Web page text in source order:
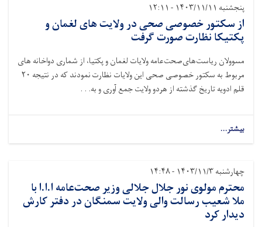
پنجشنبه ۱۴۰۳/۱۱/۱۱ - ۱۲:۱۱
از سکتور خصوصی صحی در ولایت های لغمان و
پکتیکا نظارت صورت گرفت
مسوولان ریاست‌های‌صحت‌عامه ولایات لغمان و پکتیا، از شماری دواخانه های
مربوط به سکتور خصوصی صحی این ولایات نظارت نمودند که در نتیجه ۲۰
قلم ادویه تاریخ گذشته از هردو ولایت جمع آوری و به. . .
بیشتر...
چهارشنبه ۱۴۰۳/۱۱/۳ - ۱۴:۴۸
محترم مولوی نور جلال جلالی وزیر صحت‌عامه ا.ا.ا با
ملا شعیب رسالت والی ولایت سمنگان در دفتر کارش
دیدار کرد